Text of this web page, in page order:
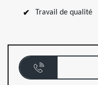
Travail de qualité